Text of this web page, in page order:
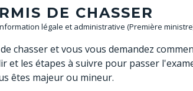
DE CHASSER
légale et administrative (Première
chasser et vous vous demandez
et les étapes à suivre pour passer
êtes majeur ou mineur.